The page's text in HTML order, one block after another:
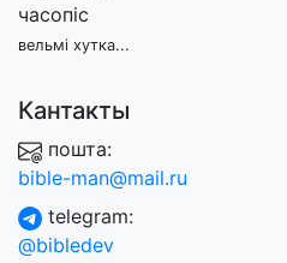
часопіс
вельмі хутка...
Кантакты
пошта:
bible-man@mail.ru
telegram:
@bibledev